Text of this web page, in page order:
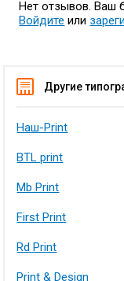
Нет отзывов. Ваш
Войдите или
Другие
Наш-Print
BTL print
Mb Print
First Print
Rd Print
Print & Design